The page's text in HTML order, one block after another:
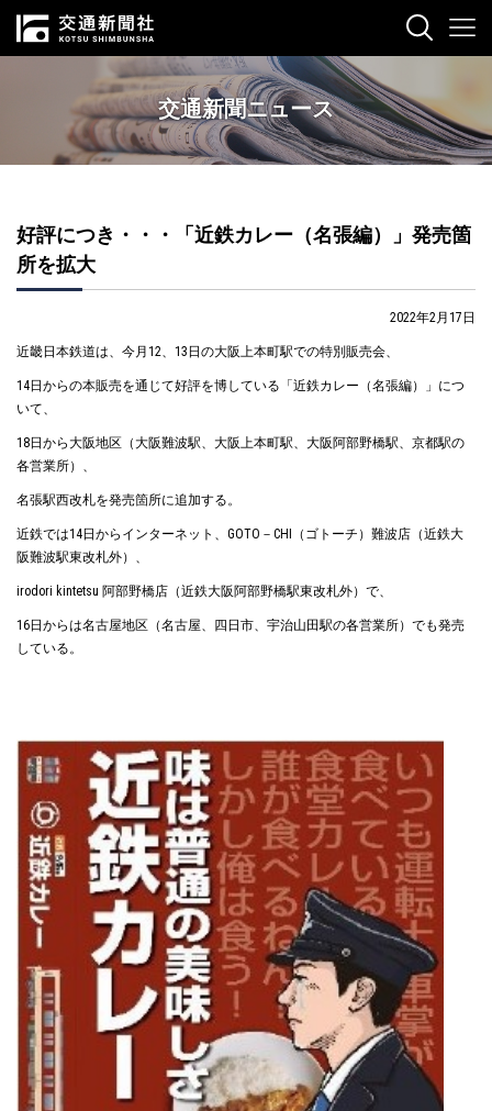
交通新聞ニュース
好評につき・・・「近鉄カレー（名張編）」発売箇
所を拡大
2022年2月17日
近畿日本鉄道は、今月12、13日の大阪上本町駅での特別販売会、
14日からの本販売を通じて好評を博している「近鉄カレー（名張編）」につ
いて、
18日から大阪地区（大阪難波駅、大阪上本町駅、大阪阿部野橋駅、京都駅の
各営業所）、
名張駅西改札を発売箇所に追加する。
近鉄では14日からインターネット、GOTO－CHI（ゴトーチ）難波店（近鉄大
阪難波駅東改札外）、
irodori kintetsu 阿部野橋店（近鉄大阪阿部野橋駅東改札外）で、
16日からは名古屋地区（名古屋、四日市、宇治山田駅の各営業所）でも発売
している。